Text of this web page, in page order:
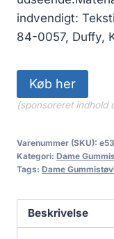
indvendigt:
84-0057, Duffy,
Køb her
(sponsoreret indhold
Varenummer (SKU):
Kategori: Dame
Tags: Dame
Beskrivelse